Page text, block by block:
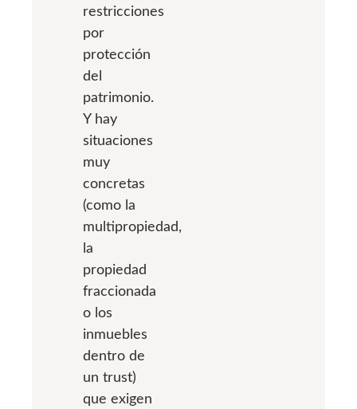
restricciones
por
protección
del
patrimonio.
Y hay
situaciones
muy
concretas
(como la
multipropiedad,
la
propiedad
fraccionada
o los
inmuebles
dentro de
un trust)
que exigen